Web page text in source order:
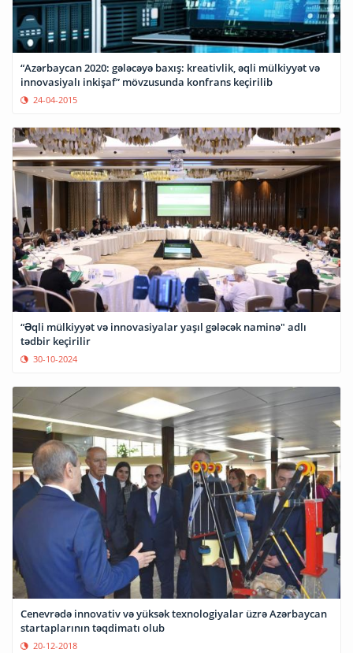
“Azərbaycan 2020: gələcəyə baxış: kreativlik, əqli mülkiyyət və
innovasiyalı inkişaf” mövzusunda konfrans keçirilib
24-04-2015
“Əqli mülkiyyət və innovasiyalar yaşıl gələcək naminə" adlı
tədbir keçirilir
30-10-2024
Cenevrədə innovativ və yüksək texnologiyalar üzrə Azərbaycan
startaplarının təqdimatı olub
20-12-2018